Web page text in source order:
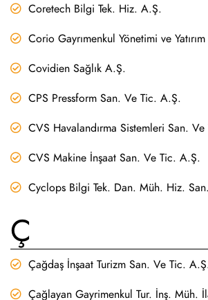
Coretech Bilgi Tek. Hiz. A.Ş.
Corio Gayrımenkul Yönetimi ve
Covidien Sağlık A.Ş.
CPS Pressform San. Ve Tic. A.Ş.
CVS Havalandırma Sistemleri San.
CVS Makine İnşaat San. Ve Tic. A.Ş.
Cyclops Bilgi Tek. Dan. Müh. Hiz.
Ç
Çağdaş İnşaat Turizm San. Ve Tic.
Çağlayan Gayrimenkul Tur. İnş. Müh.